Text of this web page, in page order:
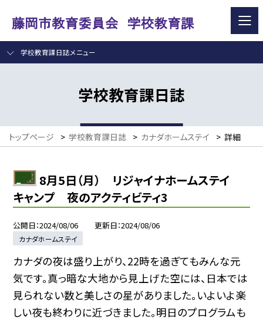
学校教育課日誌メニュー
学校教育課日誌
トップページ > 学校教育課日誌 > カナダホームステイ > 詳細
8月5日（月） リジャイナホームステイ
キャンプ 夜のアクティビティ3
公開日 2024/08/06 更新日 2024/08/06
カナダホームステイ
カナダの夜は盛り上がり、22時を過ぎてもみんな元
気です。真っ暗な大地から見上げた空には、日本では
見られない数と美しさの星がありました。いよいよ楽
しい夜も終わりに近づきました。明日のプログラムも